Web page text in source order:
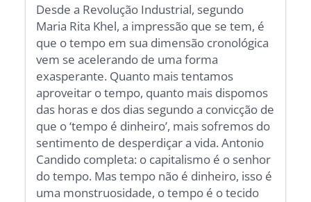
Desde a Revolução Industrial, segundo
Maria Rita Khel, a impressão que se tem, é
que o tempo em sua dimensão cronológica
vem se acelerando de uma forma
exasperante. Quanto mais tentamos
aproveitar o tempo, quanto mais dispomos
das horas e dos dias segundo a convicção de
que o ‘tempo é dinheiro’, mais sofremos do
sentimento de desperdiçar a vida. Antonio
Candido completa: o capitalismo é o senhor
do tempo. Mas tempo não é dinheiro, isso é
uma monstruosidade, o tempo é o tecido